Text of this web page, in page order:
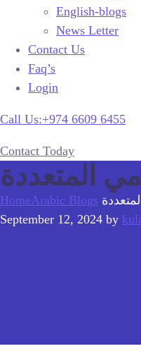
English-blogs
News Letter
Contact Us
Faq’s
Login
Call Us:+974 6609 6455
Contact Today
المتعددة
HomeArabic Blogs
September 12, 2024 by